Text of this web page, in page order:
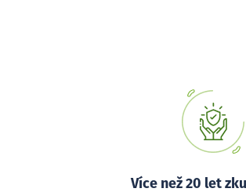
Více než 20 let